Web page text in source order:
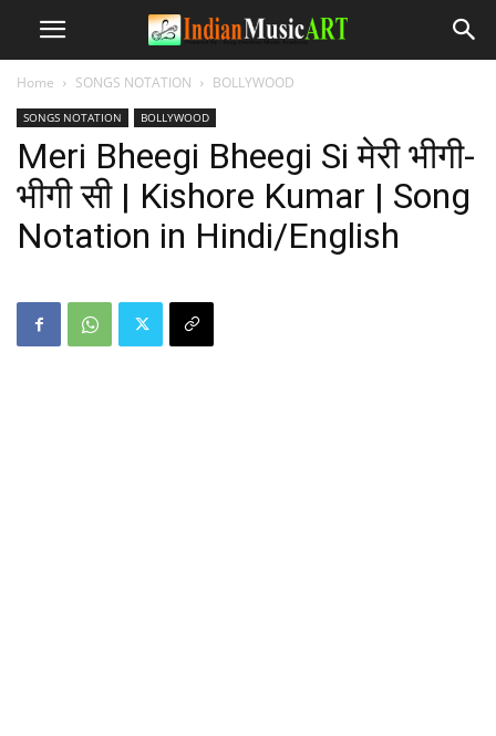
Home SONGS NOTATION BOLLYWOOD
SONGS NOTATION BOLLYWOOD
Meri Bheegi Bheegi Si मेरी भीगी-
भीगी सी | Kishore Kumar | Song
Notation in Hindi/English